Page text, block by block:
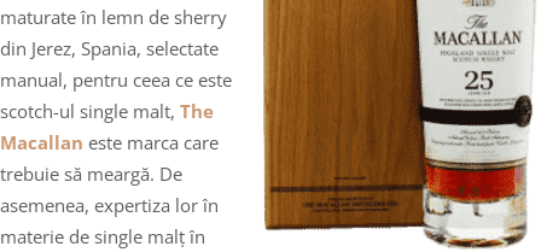
maturate în lemn de sherry
din Jerez, Spania, selectate
manual, pentru ceea ce este
scotch-ul single malt, The
Macallan este marca care
trebuie să meargă. De
asemenea, expertiza lor în
materie de single malț în